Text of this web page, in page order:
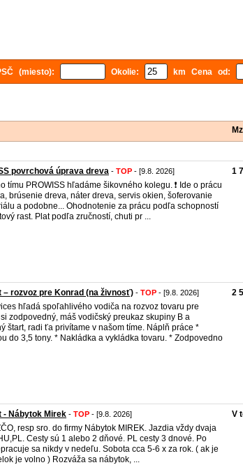
(miesto): Okolie: km Cena od:
povrchová úprava dreva - TOP - [9.8. 2026]
tímu PROWISS hľadáme šikovného kolegu. ❗️ Ide o prácu
brúsenie dreva, náter dreva, servis okien, šoferovanie
a podobne... Ohodnotenie za prácu podľa schopností
rast. Plat podľa zručností, chuti pr ...
1
– rozvoz pre Konrad (na živnosť) - TOP - [9.8. 2026]
hľadá spoľahlivého vodiča na rozvoz tovaru pre
zodpovedný, máš vodičský preukaz skupiny B a
štart, radi ťa privítame v našom tíme. Náplň práce *
do 3,5 tony. * Nakládka a vykládka tovaru. * Zodpovedno
2
- Nábytok Mirek - TOP - [9.8. 2026]
resp sro. do firmy Nábytok MIREK. Jazdia vždy dvaja
Cesty sú 1 alebo 2 dňové. PL cesty 3 dnové. Po
sa nikdy v nedeľu. Sobota cca 5-6 x za rok. ( ak je
je volno ) Rozváža sa nábytok, ...
V